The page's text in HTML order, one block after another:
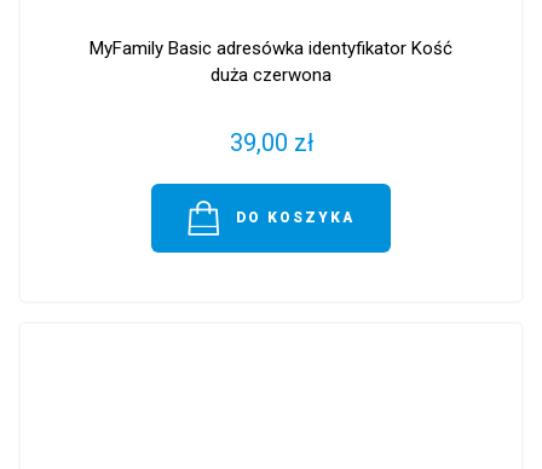
MyFamily Basic adresówka identyfikator Kość
duża czerwona
39,00 zł
DO KOSZYKA